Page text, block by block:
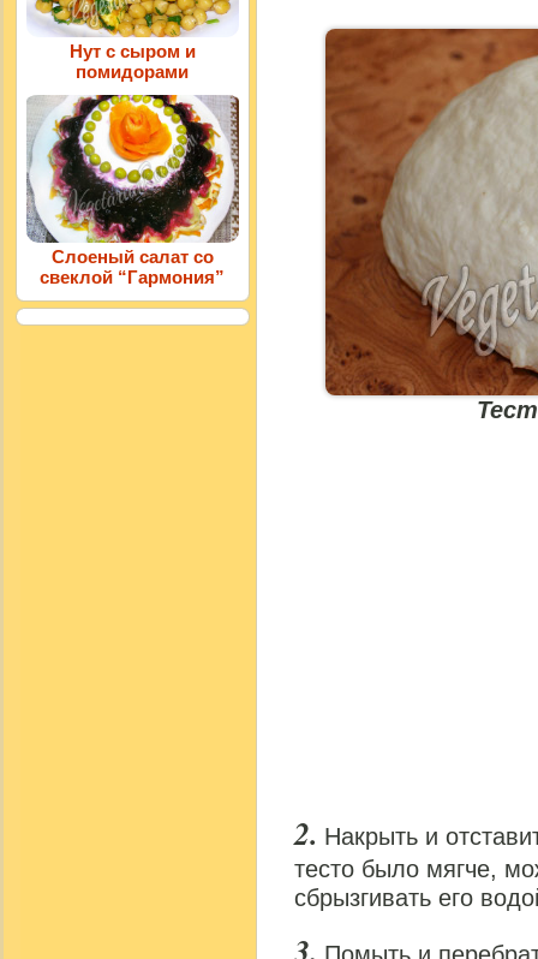
Накрыть и
тесто было мягче,
сбрызгивать его
Нут с сыром и
помидорами
Слоеный салат со
свеклой “Гармония”